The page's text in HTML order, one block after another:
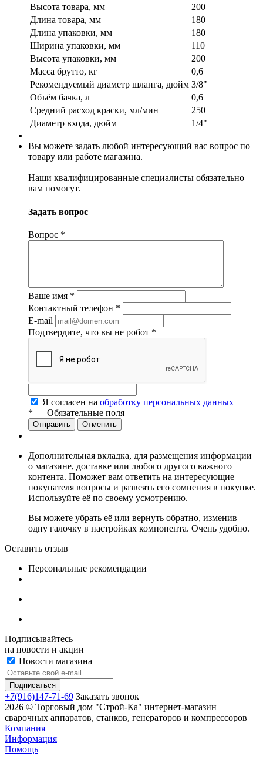
Высота товара, мм
200
Длина товара, мм
180
Длина упаковки, мм
180
Ширина упаковки, мм
110
Высота упаковки, мм
200
Масса брутто, кг
0,6
Рекомендуемый диаметр шланга, дюйм 3/8"
Объём бачка, л
0,6
Средний расход краски, мл/мин
250
Диаметр входа, дюйм
1/4"
Вы можете задать любой интересующий вас вопрос по
товару или работе магазина.
Наши квалифицированные специалисты обязательно
вам помогут.
Задать вопрос
Вопрос *
Ваше имя *
Контактный телефон *
E-mail
Подтвердите, что вы не робот *
Я согласен на обработку персональных данных
* — Обязательные поля
Отменить
Дополнительная вкладка, для размещения информации
о магазине, доставке или любого другого важного
контента. Поможет вам ответить на интересующие
покупателя вопросы и развеять его сомнения в покупке.
Используйте её по своему усмотрению.
Вы можете убрать её или вернуть обратно, изменив
одну галочку в настройках компонента. Очень удобно.
Оставить отзыв
Персональные рекомендации
Подписывайтесь
на новости и акции
Новости магазина
+7(916)147-71-69 Заказать звонок
2026 © Торговый дом "Строй-Ка" интернет-магазин
сварочных аппаратов, станков, генераторов и компрессоров
Компания
Информация
Помощь